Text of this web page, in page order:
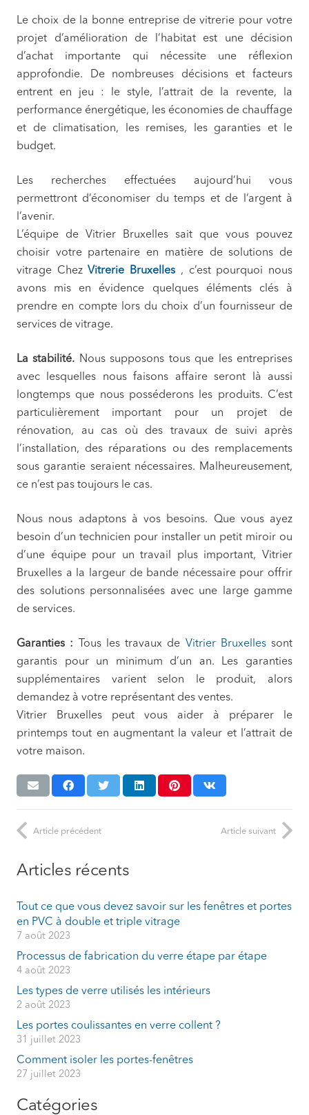
Le choix de la bonne entreprise de vitrerie pour votre
projet d’amélioration de l’habitat est une décision
d’achat importante qui nécessite une réflexion
approfondie. De nombreuses décisions et facteurs
entrent en jeu : le style, l’attrait de la revente, la
performance énergétique, les économies de chauffage
et de climatisation, les remises, les garanties et le
budget.
Les recherches effectuées aujourd’hui vous
permettront d’économiser du temps et de l’argent à
l’avenir.
L’équipe de Vitrier Bruxelles sait que vous pouvez
choisir votre partenaire en matière de solutions de
vitrage Chez Vitrerie Bruxelles , c’est pourquoi nous
avons mis en évidence quelques éléments clés à
prendre en compte lors du choix d’un fournisseur de
services de vitrage.
La stabilité. Nous supposons tous que les entreprises
avec lesquelles nous faisons affaire seront là aussi
longtemps que nous posséderons les produits. C’est
particulièrement important pour un projet de
rénovation, au cas où des travaux de suivi après
l’installation, des réparations ou des remplacements
sous garantie seraient nécessaires. Malheureusement,
ce n’est pas toujours le cas.
Nous nous adaptons à vos besoins. Que vous ayez
besoin d’un technicien pour installer un petit miroir ou
d’une équipe pour un travail plus important, Vitrier
Bruxelles a la largeur de bande nécessaire pour offrir
des solutions personnalisées avec une large gamme
de services.
Garanties : Tous les travaux de Vitrier Bruxelles sont
garantis pour un minimum d’un an. Les garanties
supplémentaires varient selon le produit, alors
demandez à votre représentant des ventes.
Vitrier Bruxelles peut vous aider à préparer le
printemps tout en augmentant la valeur et l’attrait de
votre maison.
Article précédent Article suivant
Articles récents
Tout ce que vous devez savoir sur les fenêtres et portes
en PVC à double et triple vitrage
7 août 2023
Processus de fabrication du verre étape par étape
4 août 2023
Les types de verre utilisés les intérieurs
2 août 2023
Les portes coulissantes en verre collent ?
31 juillet 2023
Comment isoler les portes-fenêtres
27 juillet 2023
Catégories